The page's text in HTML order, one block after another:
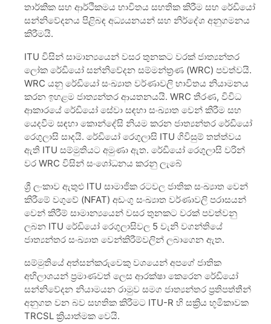
තාර්කික සහ ආර්ථිකමය භාවිතය සහතික කිරීම සහ රේඩියෝ
සන්නිවේදනය පිළිබඳ අධ්‍යයනයන් සහ නිර්දේශ අනුගමනය
කිරීමයි.
ITU විසින් සාමාන්‍යයෙන් වසර තුනකට වරක් ජාත්‍යන්තර
ලෝක රේඩියෝ සන්නිවේදන සම්මන්ත්‍රණ (WRC) පවත්වයි.
WRC යනු රේඩියෝ සංඛ්‍යාත වර්ණාවලි භාවිතය නියාමනය
කරන ඉහළම ජාත්‍යන්තර ආයතනයයි. WRC තීරණ, විවිධ
ආකාරයේ රේඩියෝ සේවා සඳහා සංඛ්‍යාත වෙන් කිරීම සහ
යෙදවීම සඳහා කොන්දේසි නියම කරන ජාත්‍යන්තර රේඩියෝ
රෙගුලාසි සාදයි. රේඩියෝ රෙගුලාසි ITU ගිවිසුම් තත්ත්වය
ඇති ITU සම්මුතියට අමුණා ඇත. රේඩියෝ රෙගුලාසි වරින්
වර WRC විසින් සංශෝධනය කරනු ලැබේ
ශ්‍රී ලංකාව ඇතුළු ITU සාමාජික රටවල ජාතික සංඛ්‍යාත වෙන්
කිරීමේ වගුවේ (NFAT) අඩංගු සංඛ්‍යාත වර්ණාවලි පරාසයන්
වෙන් කිරීම් සාමාන්‍යයෙන් වසර තුනකට වරක් පවත්වනු
ලබන ITU රේඩියෝ රෙගුලාසිවල 5 වැනි වගන්තියේ
ජාත්‍යන්තර සංඛ්‍යාත වෙන්කිරීම්වලින් ලබාගෙන ඇත.
සම්මුතියේ අත්සන්කරුවෙකු වශයෙන් අපගේ ජාතික
අභිලාශයන් ප්‍රමාණවත් ලෙස ආරක්ෂා කෙරෙන රේඩියෝ
සන්නිවේදන නියාමයන රාමුව සමග ජාත්‍යන්තර ප්‍රතිපත්තීන්
අනුගත වන බව සහතික කිරීමට ITU-R හි සක්‍රිය භූමිකාවක
TRCSL ක්‍රියාත්මක වෙයි.